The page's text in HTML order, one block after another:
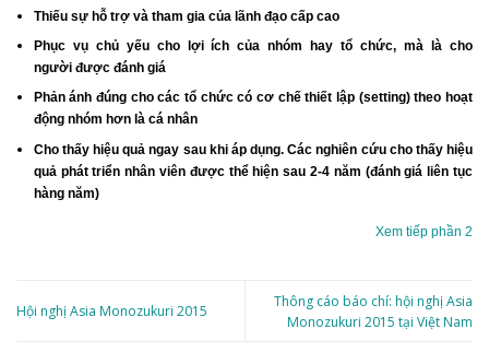
Thiếu sự hỗ trợ và tham gia của lãnh đạo cấp cao
Phục vụ chủ yếu cho lợi ích của nhóm hay tổ chức, mà là cho
người được đánh giá
Phản ánh đúng cho các tổ chức có cơ chế thiết lập (setting) theo hoạt
động nhóm hơn là cá nhân
Cho thấy hiệu quả ngay sau khi áp dụng. Các nghiên cứu cho thấy hiệu
quả phát triển nhân viên được thể hiện sau 2-4 năm (đánh giá liên tục
hàng năm)
Xem tiếp phần 2
Hội nghị Asia Monozukuri 2015
Thông cáo báo chí: hội nghị Asia
Monozukuri 2015 tại Việt Nam